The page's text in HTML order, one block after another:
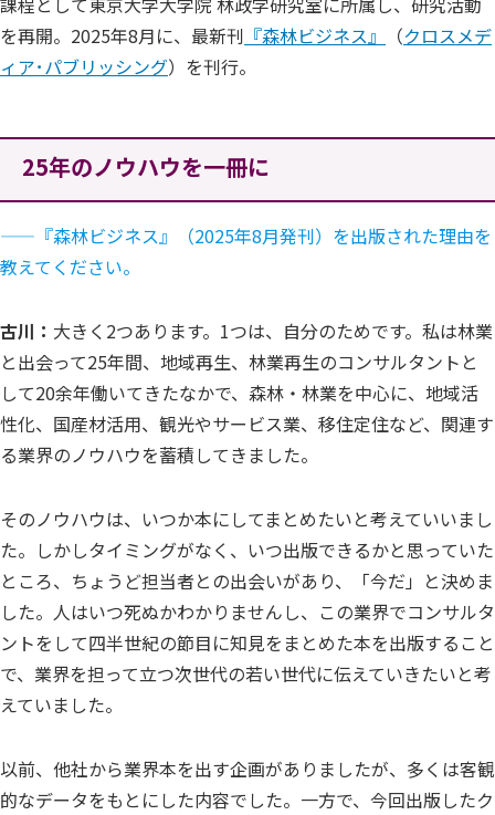
を再開。2025年8月に、最新刊 『森林ビジネス』 （クロスメデ
ィア･パブリッシング）を刊行。
25年のノウハウを一冊に
—— 『森林ビジネス』（2025年8月発刊）を出版された理由を
教えてください。
古川： 大きく2つあります。1つは、自分のためです。私は林業
と出会って25年間、地域再生、林業再生のコンサルタントと
して20余年働いてきたなかで、森林・林業を中心に、地域活
性化、国産材活用、観光やサービス業、移住定住など、関連す
る業界のノウハウを蓄積してきました。
そのノウハウは、いつか本にしてまとめたいと考えていいまし
た。しかしタイミングがなく、いつ出版できるかと思っていた
ところ、ちょうど担当者との出会いがあり、「今だ」と決めま
した。人はいつ死ぬかわかりませんし、この業界でコンサルタ
ントをして四半世紀の節目に知見をまとめた本を出版すること
で、業界を担って立つ次世代の若い世代に伝えていきたいと考
えていました。
以前、他社から業界本を出す企画がありましたが、多くは客観
的なデータをもとにした内容でした。一方で、今回出版したク